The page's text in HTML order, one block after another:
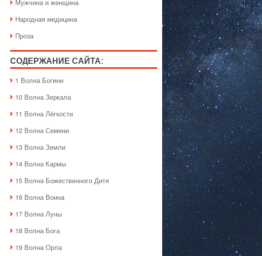
Мужчина и женщина
Народная медицина
Проза
СОДЕРЖАНИЕ САЙТА:
1 Волна Богини
10 Волна Зеркала
11 Волна Лёгкости
12 Волна Семени
13 Волна Земли
14 Волна Кармы
15 Волна Божественного Дитя
16 Волна Воина
17 Волна Луны
18 Волна Бога
19 Волна Орла